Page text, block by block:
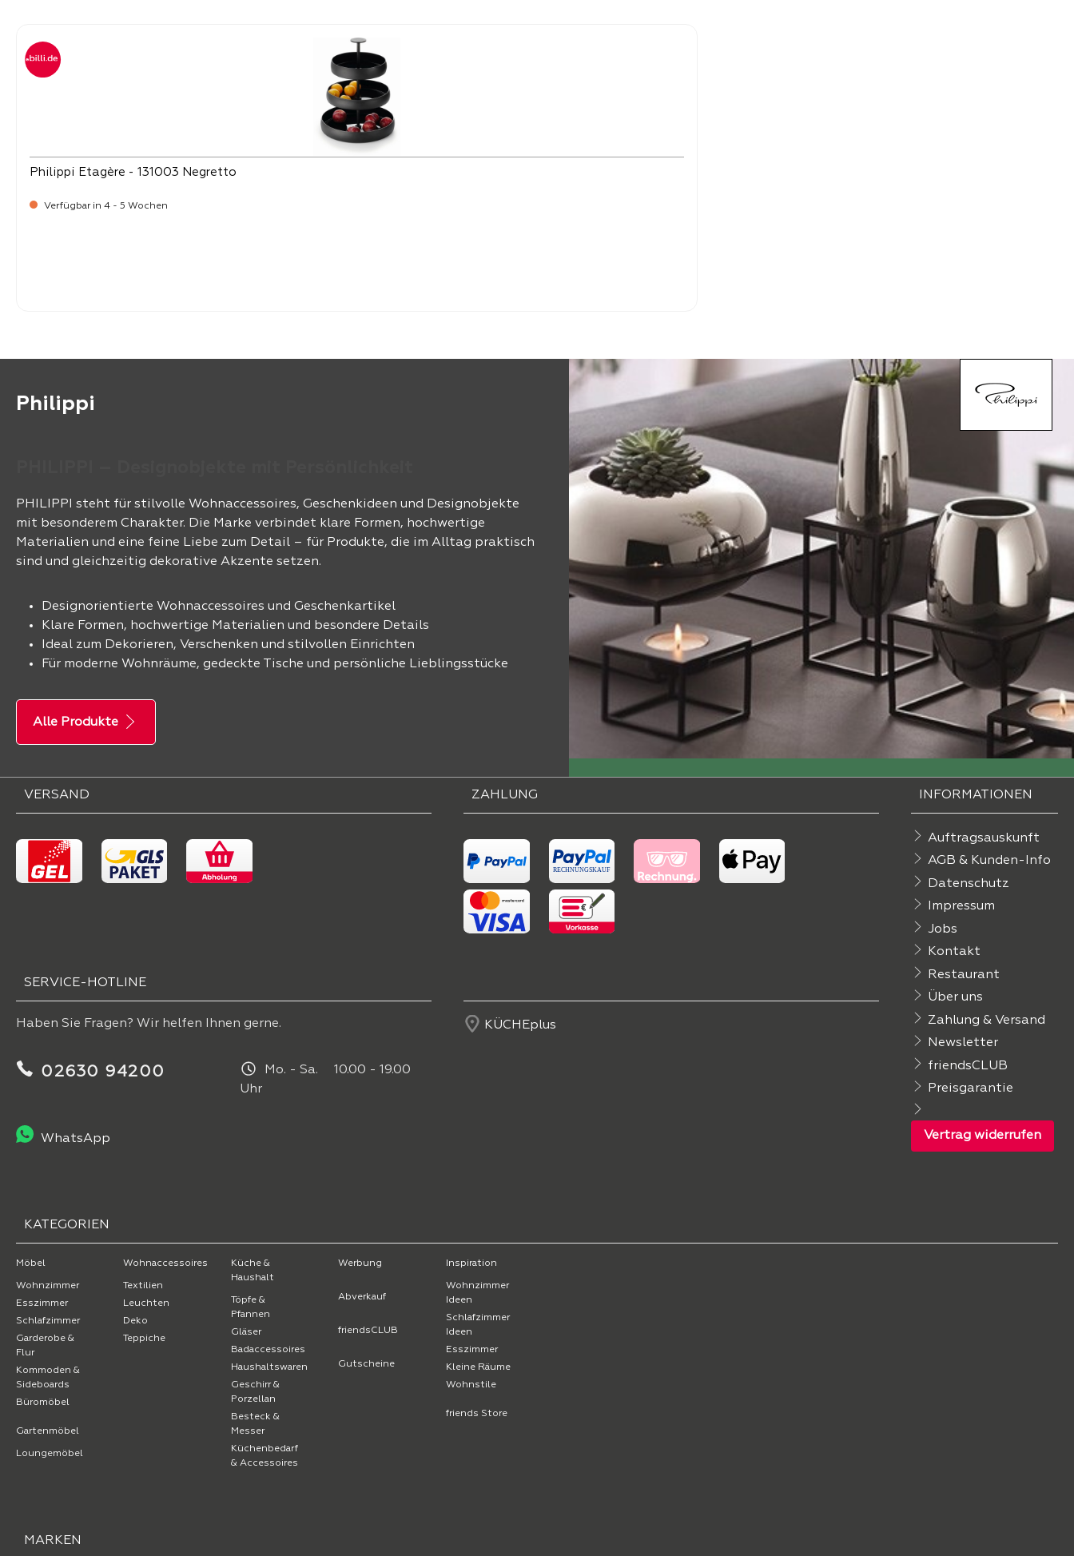
Philippi Etagère - 131003 Negretto
Verfügbar in 4 - 5 Wochen
Philippi
PHILIPPI steht für stilvolle Wohnaccessoires, Geschenkideen und Designobjekte
mit besonderem Charakter. Die Marke verbindet klare Formen, hochwertige
Materialien und eine feine Liebe zum Detail – für Produkte, die im Alltag praktisch
sind und gleichzeitig dekorative Akzente setzen.
Designorientierte Wohnaccessoires und Geschenkartikel
Klare Formen, hochwertige Materialien und besondere Details
Ideal zum Dekorieren, Verschenken und stilvollen Einrichten
Für moderne Wohnräume, gedeckte Tische und persönliche Lieblingsstücke
Alle Produkte
VERSAND ZAHLUNG
SERVICE-HOTLINE
Haben Sie Fragen? Wir helfen Ihnen gerne.
02630 94200
Mo. - Sa. 10.00 - 19.00
Uhr
WhatsApp
KÜCHEplus
INFORMATIONEN
Auftragsauskunft
AGB & Kunden-Info
Datenschutz
Impressum
Jobs
Kontakt
Restaurant
Über uns
Zahlung & Versand
Newsletter
friendsCLUB
Preisgarantie
KATEGORIEN
Möbel
Wohnzimmer
Esszimmer
Schlafzimmer
Garderobe &
Flur
Kommoden &
Sideboards
Büromöbel
Gartenmöbel
Loungemöbel
Wohnaccessoires
Textilien
Leuchten
Deko
Teppiche
Küche &
Haushalt
Töpfe &
Pfannen
Gläser
Badaccessoires
Haushaltswaren
Geschirr &
Porzellan
Besteck &
Messer
Küchenbedarf
& Accessoires
Werbung
Abverkauf
friendsCLUB
Gutscheine
Inspiration
Wohnzimmer
Ideen
Schlafzimmer
Ideen
Esszimmer
Kleine Räume
Wohnstile
friends Store
MARKEN